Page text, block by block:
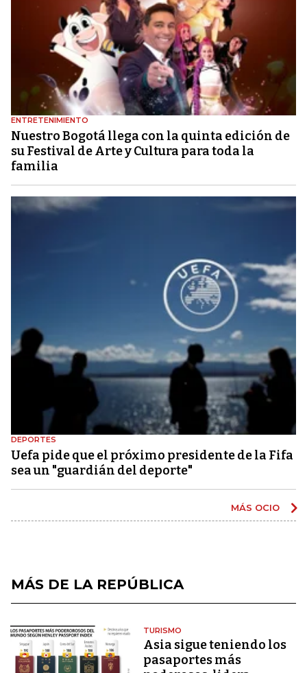
ENTRETENIMIENTO
Nuestro Bogotá llega con la quinta edición de
su Festival de Arte y Cultura para toda la
familia
DEPORTES
Uefa pide que el próximo presidente de la Fifa
sea un "guardián del deporte"
MÁS OCIO
MÁS DE LA REPÚBLICA
TURISMO
Asia sigue teniendo los
pasaportes más